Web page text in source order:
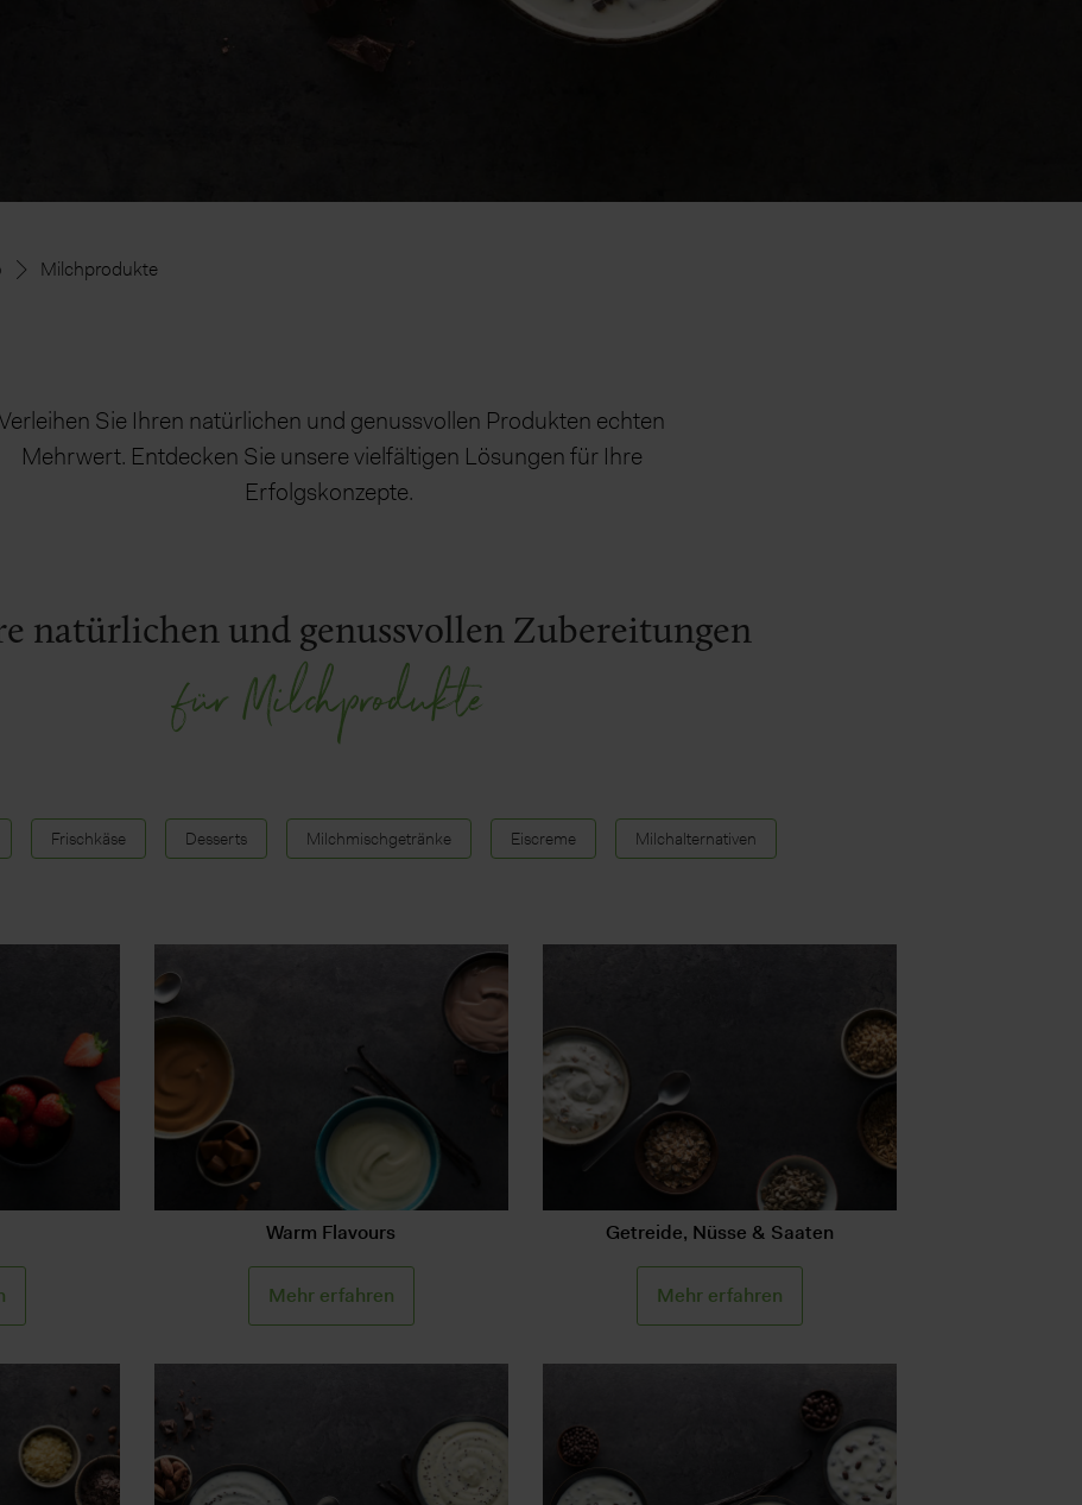
Milchprodukte
Sie Ihren natürlichen und genussvollen Produkten echten
Mehrwert. Entdecken Sie unsere vielfältigen Lösungen für Ihre
Erfolgskonzepte.
natürlichen und genussvollen Zubereitungen
für Milchprodukte
Frischkäse Desserts Milchmischgetränke Eiscreme Milchalternativen
Warm Flavours
Mehr erfahren
Getreide, Nüsse & Saaten
Mehr erfahren